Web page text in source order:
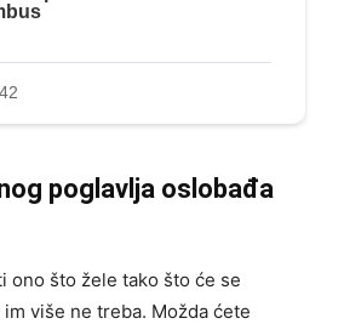
poglavlja oslobađa
ono što žele tako što će se
više ne treba. Možda ćete